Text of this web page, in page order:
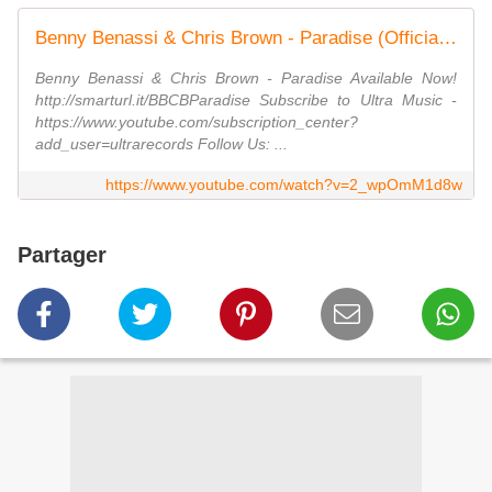
Benny Benassi & Chris Brown - Paradise (Official Video)
Benny Benassi & Chris Brown - Paradise Available Now!
http://smarturl.it/BBCBParadise Subscribe to Ultra Music -
https://www.youtube.com/subscription_center?
add_user=ultrarecords Follow Us: ...
https://www.youtube.com/watch?v=2_wpOmM1d8w
Partager